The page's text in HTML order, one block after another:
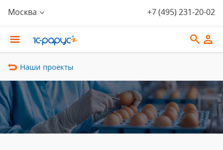
Москва +7 (495) 231-20-02
Наши проекты